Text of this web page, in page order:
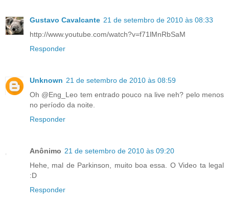
Gustavo Cavalcante 21 de setembro de 2010 às 08:33
http://www.youtube.com/watch?v=f71lMnRbSaM
Responder
Unknown 21 de setembro de 2010 às 08:59
Oh @Eng_Leo tem entrado pouco na live neh? pelo menos
no período da noite.
Responder
Anônimo 21 de setembro de 2010 às 09:20
Hehe, mal de Parkinson, muito boa essa. O Video ta legal
:D
Responder